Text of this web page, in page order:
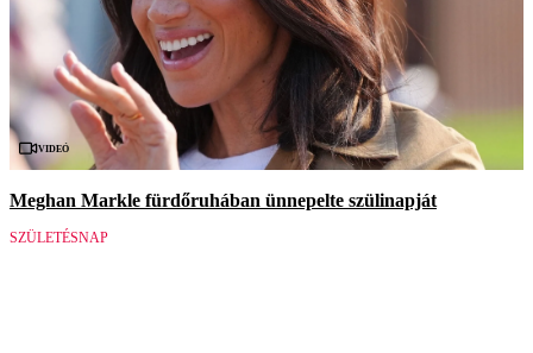
Videó
Meghan Markle fürdőruhában ünnepelte szülinapját
SZÜLETÉSNAP